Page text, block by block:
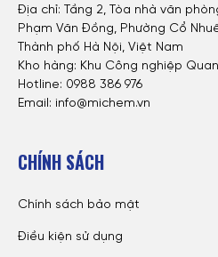
Địa chỉ: Tầng 2, Tòa nhà văn
Phạm Văn Đồng, Phường Cổ
Thành phố Hà Nội, Việt Nam
Kho hàng: Khu Công nghiệp
Hotline: 0988 386 976
Email: info@michem.vn
CHÍNH SÁCH
Chính sách bảo mật
Điều kiện sử dụng